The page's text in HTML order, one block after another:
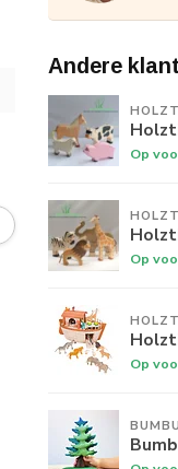
Andere
Op
Op
Op